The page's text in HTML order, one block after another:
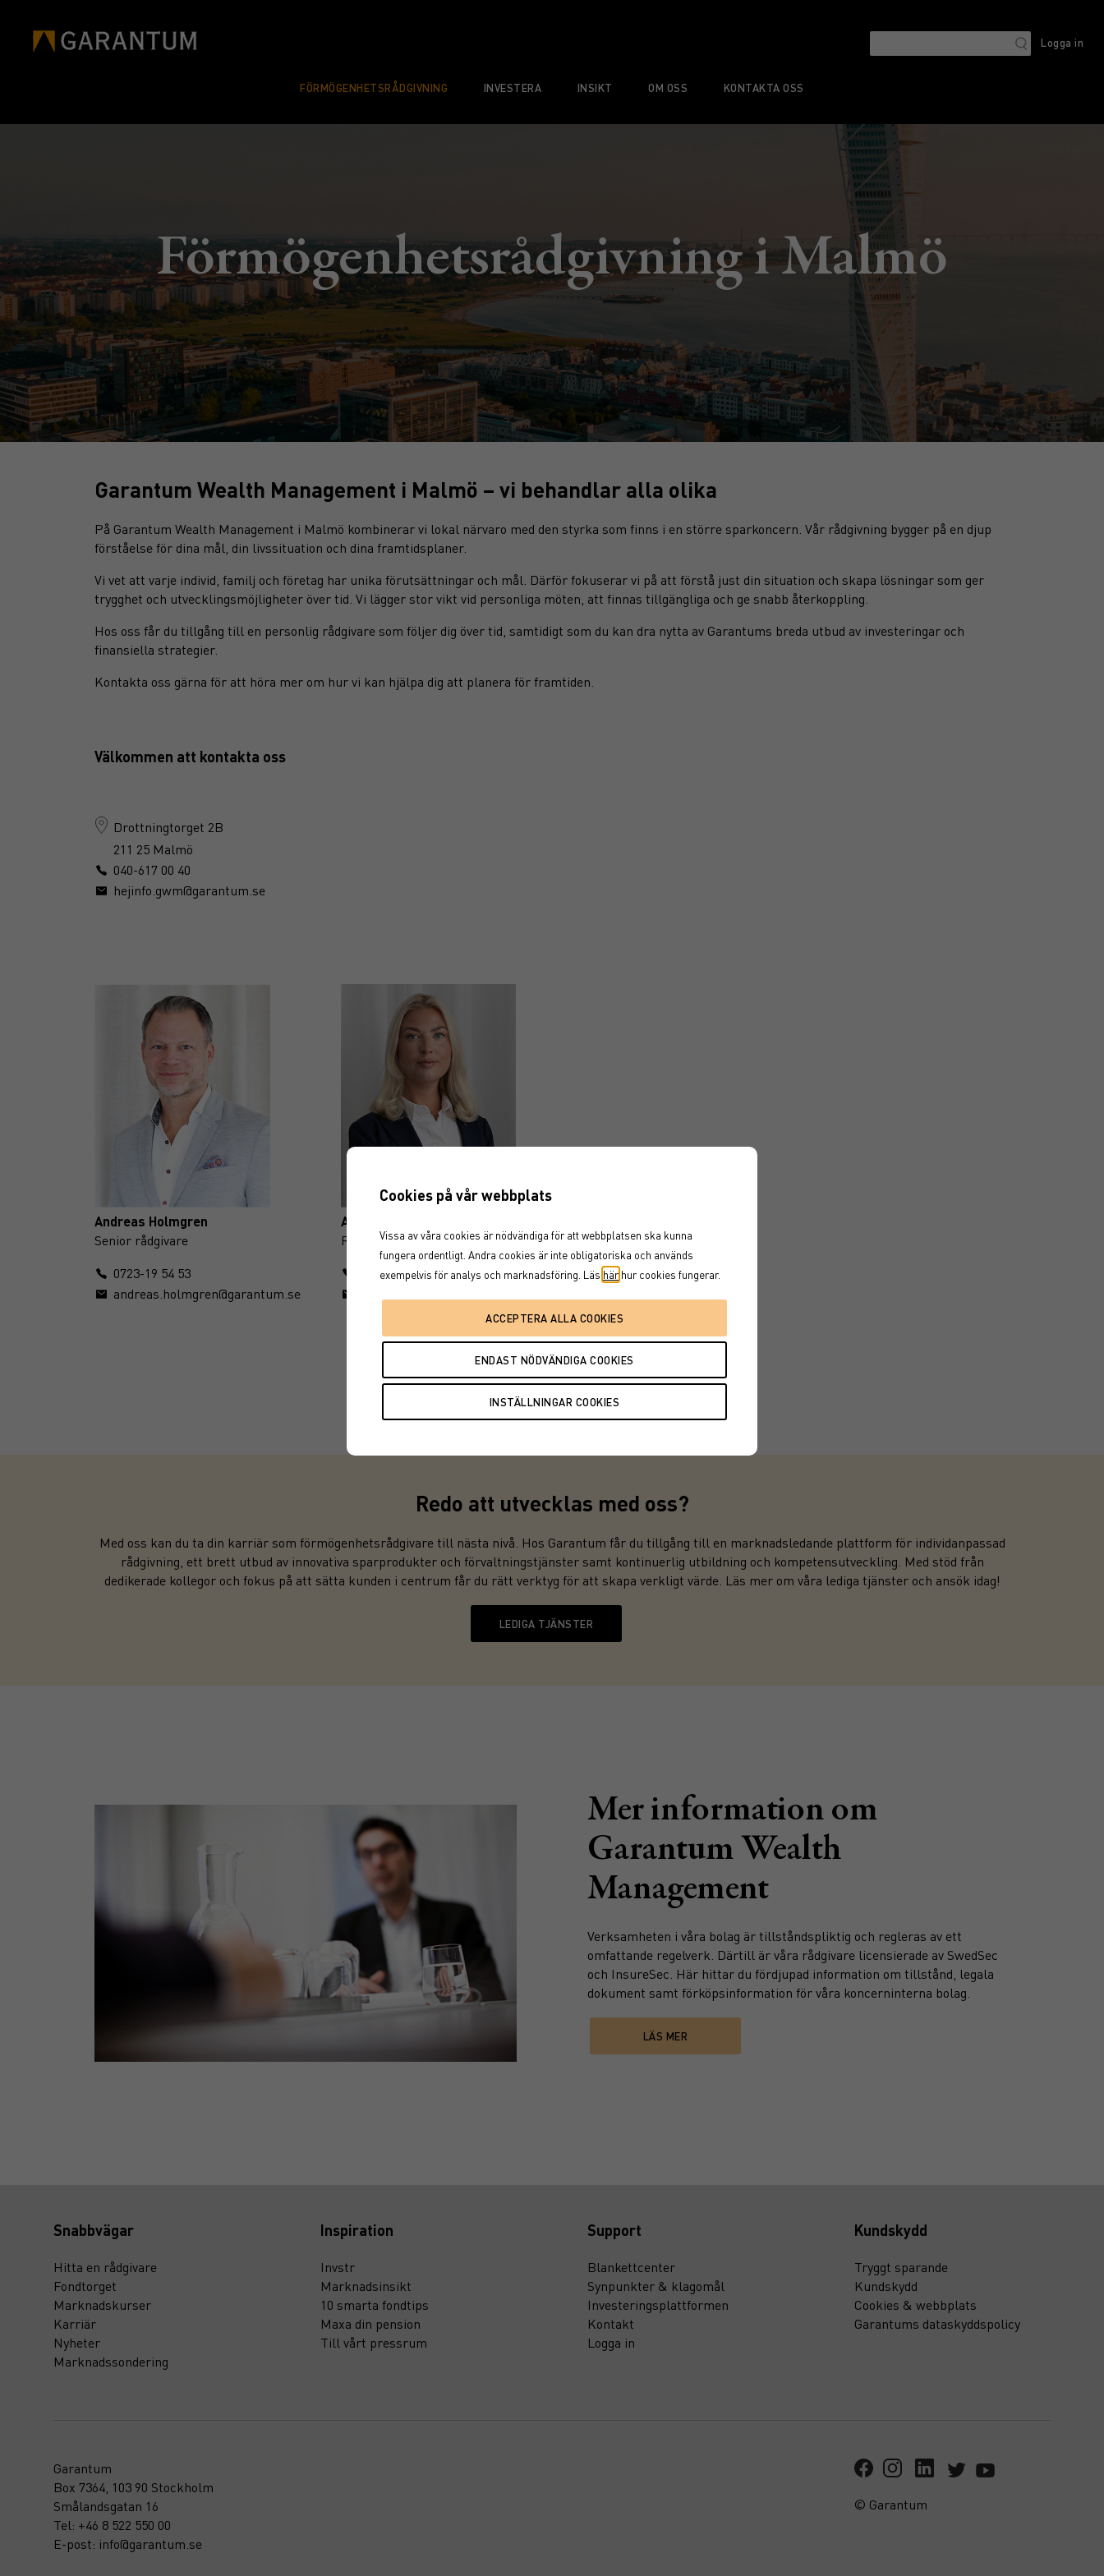
Logga in
FÖRMÖGENHETSRÅDGIVNING INVESTERA INSIKT OM OSS KONTAKTA OSS
Förmögenhets­rådgivning i Malmö
Garantum Wealth Management i Malmö – vi behandlar alla olika
På Garantum Wealth Management i Malmö kombinerar vi lokal närvaro med den styrka som finns i en större sparkoncern. Vår rådgivning bygger på en djup
förståelse för dina mål, din livssituation och dina framtidsplaner.
Vi vet att varje individ, familj och företag har unika förutsättningar och mål. Därför fokuserar vi på att förstå just din situation och skapa lösningar som ger
trygghet och utvecklingsmöjligheter över tid. Vi lägger stor vikt vid personliga möten, att finnas tillgängliga och ge snabb återkoppling.
Hos oss får du tillgång till en personlig rådgivare som följer dig över tid, samtidigt som du kan dra nytta av Garantums breda utbud av investeringar och
finansiella strategier.
Kontakta oss gärna för att höra mer om hur vi kan hjälpa dig att planera för framtiden.
Välkommen att kontakta oss
Drottningtorget 2B
211 25 Malmö
040-617 00 40
hejinfo.gwm@garantum.se
Andreas Holmgren
Senior rådgivare
0723-19 54 53
andreas.holmgren@garantum.se
Amanda Larsson
Rådgivare
0705-18 36 08
Redo att utvecklas med oss?
Med oss kan du ta din karriär som förmögenhetsrådgivare till nästa nivå. Hos Garantum får du tillgång till en marknadsledande plattform för individanpassad
rådgivning, ett brett utbud av innovativa sparprodukter och förvaltningstjänster samt kontinuerlig utbildning och kompetensutveckling. Med stöd från
dedikerade kollegor och fokus på att sätta kunden i centrum får du rätt verktyg för att skapa verkligt värde. Läs mer om våra lediga tjänster och ansök idag!
LEDIGA TJÄNSTER
Mer information om
Garantum Wealth
Management
Verksamheten i våra bolag är tillståndspliktig och regleras av ett
omfattande regelverk. Därtill är våra rådgivare licensierade av SwedSec
och InsureSec. Här hittar du fördjupad information om tillstånd, legala
dokument samt förköpsinformation för våra koncerninterna bolag.
LÄS MER
Snabbvägar
Hitta en rådgivare
Fondtorget
Marknadskurser
Karriär
Nyheter
Marknadssondering
Inspiration
Invstr
Marknadsinsikt
10 smarta fondtips
Maxa din pension
Till vårt pressrum
Support
Blankettcenter
Synpunkter & klagomål
Investeringsplattformen
Kontakt
Logga in
Kundskydd
Tryggt sparande
Kundskydd
Cookies & webbplats
Garantums dataskyddspolicy
Garantum
Box 7364, 103 90 Stockholm
Smålandsgatan 16
Tel: +46 8 522 550 00
E-post: info@garantum.se
© Garantum
Cookies på vår webbplats
Vissa av våra cookies är nödvändiga för att webbplatsen ska kunna
fungera ordentligt. Andra cookies är inte obligatoriska och används
exempelvis för analys och marknadsföring. Läs här hur cookies fungerar.